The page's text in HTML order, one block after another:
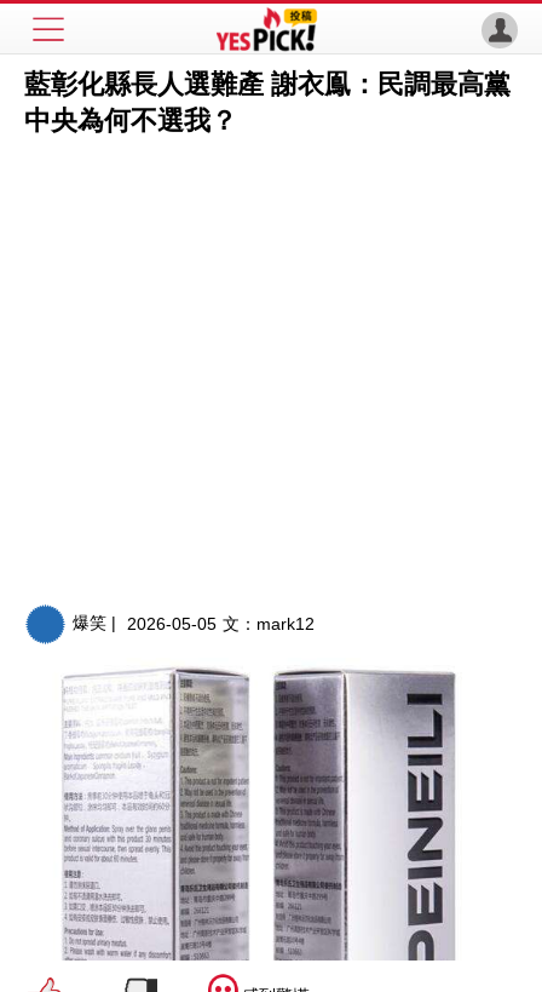
藍彰化縣長人選難產 謝衣鳯：民調最高黨
中央為何不選我？
爆笑 | 2026-05-05 文： mark12